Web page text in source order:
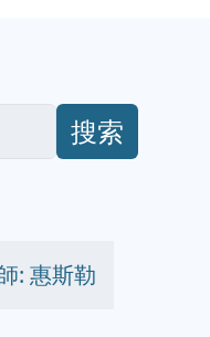
搜索
: 惠斯勒